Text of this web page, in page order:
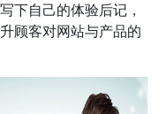
下自己的体验后记，
顾客对网站与产品的